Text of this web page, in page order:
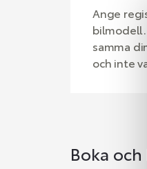
Ange
samma
och inte
Boka